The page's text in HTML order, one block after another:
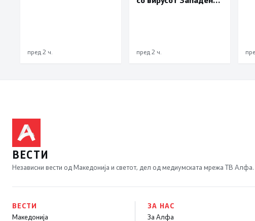
пред 2 ч. пред 2 ч.
ВЕСТИ
Независни вести од Македонија и светот, дел од медиумската мрежа ТВ Алфа.
ВЕСТИ
Македонија
ЗА НАС
За Алфа